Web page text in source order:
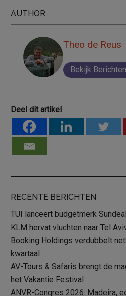
AUTHOR
Theo de Reus
Bekijk Berichten
Deel dit artikel
RECENTE BERICHTEN
TUI lanceert budgetmerk
KLM hervat vluchten naar Tel
Booking Holdings verdubbelt
kwartaal
AV-Tours & Safaris brengt de
het Vakantie Festival
ANVR-Congres 2026: Madeira,